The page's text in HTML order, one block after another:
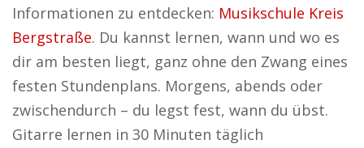
Informationen zu entdecken: Musikschule Kreis
Bergstraße. Du kannst lernen, wann und wo es
dir am besten liegt, ganz ohne den Zwang eines
festen Stundenplans. Morgens, abends oder
zwischendurch – du legst fest, wann du übst.
Gitarre lernen in 30 Minuten täglich